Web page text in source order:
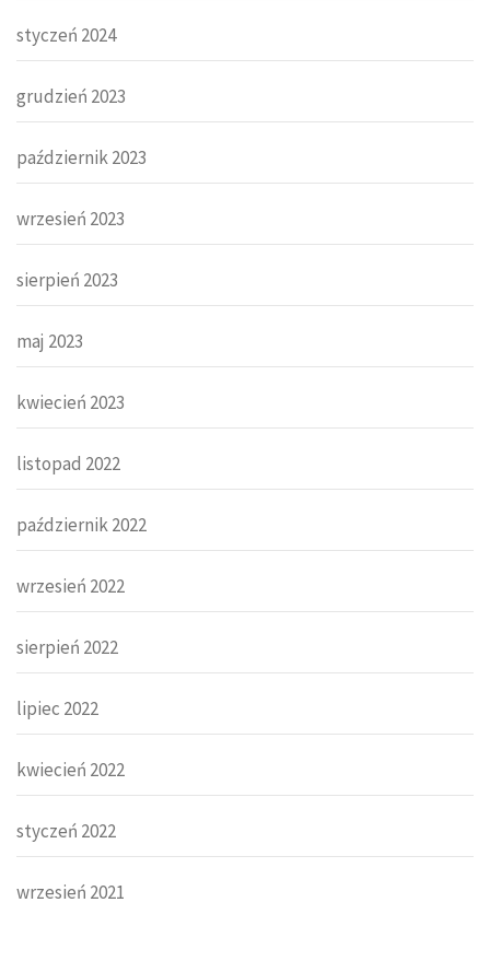
styczeń 2024
grudzień 2023
październik 2023
wrzesień 2023
sierpień 2023
maj 2023
kwiecień 2023
listopad 2022
październik 2022
wrzesień 2022
sierpień 2022
lipiec 2022
kwiecień 2022
styczeń 2022
wrzesień 2021